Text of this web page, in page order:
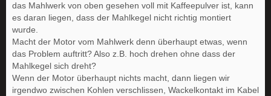
das Mahlwerk von oben gesehen voll mit Kaffeepulver ist, kann
es daran liegen, dass der Mahlkegel nicht richtig montiert
wurde.
Macht der Motor vom Mahlwerk denn überhaupt etwas, wenn
das Problem auftritt? Also z.B. hoch drehen ohne dass der
Mahlkegel sich dreht?
Wenn der Motor überhaupt nichts macht, dann liegen wir
irgendwo zwischen Kohlen verschlissen, Wackelkontakt im Kabel